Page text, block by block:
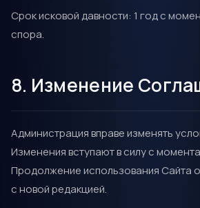
Срок исковой давности: 1 год с
спора.
8. Изменение
Администрация вправе изменять
Изменения вступают в силу с
Продолжение использования Сайта
с новой редакцией.